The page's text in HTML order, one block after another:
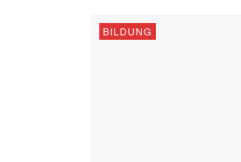
BILDUNG